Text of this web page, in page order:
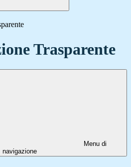
Trasparente
Menu di
navigazione